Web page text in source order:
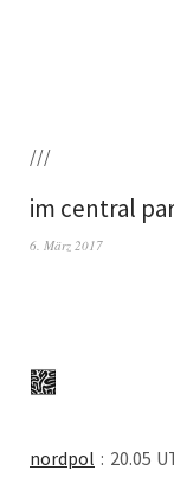
///
im central
6. März 2017
nord­pol : 20.05